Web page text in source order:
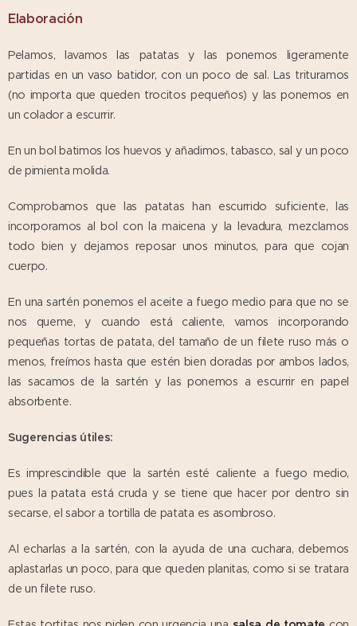
Elaboración
Pelamos, lavamos las patatas y las ponemos ligeramente
partidas en un vaso batidor, con un poco de sal. Las trituramos
(no importa que queden trocitos pequeños) y las ponemos en
un colador a escurrir.
En un bol batimos los huevos y añadimos, tabasco, sal y un poco
de pimienta molida.
Comprobamos que las patatas han escurrido suficiente, las
incorporamos al bol con la maicena y la levadura, mezclamos
todo bien y dejamos reposar unos minutos, para que cojan
cuerpo.
En una sartén ponemos el aceite a fuego medio para que no se
nos queme, y cuando está caliente, vamos incorporando
pequeñas tortas de patata, del tamaño de un filete ruso más o
menos, freímos hasta que estén bien doradas por ambos lados,
las sacamos de la sartén y las ponemos a escurrir en papel
absorbente.
Sugerencias útiles:
Es imprescindible que la sartén esté caliente a fuego medio,
pues la patata está cruda y se tiene que hacer por dentro sin
secarse, el sabor a tortilla de patata es asombroso.
Al echarlas a la sartén, con la ayuda de una cuchara, debemos
aplastarlas un poco, para que queden planitas, como si se tratara
de un filete ruso.